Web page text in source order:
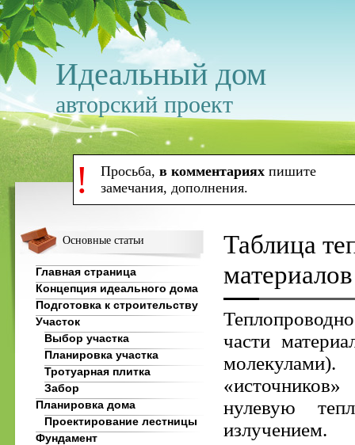
Идеальный дом
авторский проект
Основные статьи
Главная страница
Концепция идеального дома
Подготовка к строительству
Участок
Выбор участка
Планировка участка
Тротуарная плитка
Забор
Планировка дома
Проектирование лестницы
Фундамент
! Просьба, в комментариях пишите
замечания, дополнения.
Таблица
материалов
части
нулевую
излучением.